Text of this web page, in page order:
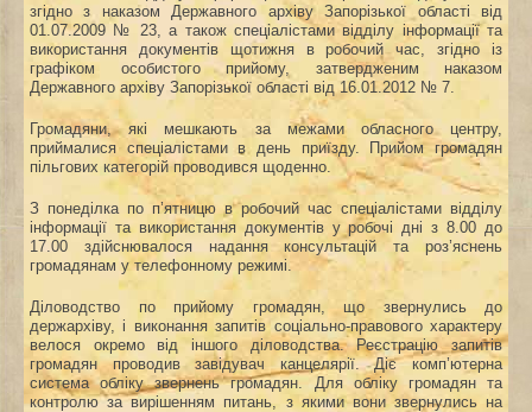
згідно з наказом Державного архіву Запорізької області від
01.07.2009 № 23, а також спеціалістами відділу інформації та
використання документів щотижня в робочий час, згідно із
графіком особистого прийому, затвердженим наказом
Державного архіву Запорізької області від 16.01.2012 № 7.
Громадяни, які мешкають за межами обласного центру,
приймалися спеціалістами в день приїзду. Прийом громадян
пільгових категорій проводився щоденно.
З понеділка по п’ятницю в робочий час спеціалістами відділу
інформації та використання документів у робочі дні з 8.00 до
17.00 здійснювалося надання консультацій та роз’яснень
громадянам у телефонному режимі.
Діловодство по прийому громадян, що звернулись до
держархіву, і виконання запитів соціально-правового характеру
велося окремо від іншого діловодства. Реєстрацію запитів
громадян проводив завідувач канцелярії. Діє комп’ютерна
система обліку звернень громадян. Для обліку громадян та
контролю за вирішенням питань, з якими вони звернулись на